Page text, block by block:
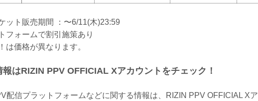
ット販売期間 ：〜6/11(木)23:59
フォームで割引施策あり
は価格が異なります。
報はRIZIN PPV OFFICIAL Xアカウントをチェック！
配信プラットフォームなどに関する情報は、RIZIN PPV OFFICIAL X